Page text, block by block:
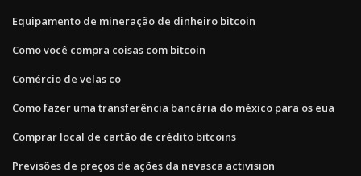
Equipamento de mineração de dinheiro bitcoin
Como você compra coisas com bitcoin
Comércio de velas co
Como fazer uma transferência bancária do méxico para os eua
Comprar local de cartão de crédito bitcoins
Previsões de preços de ações da nevasca activision